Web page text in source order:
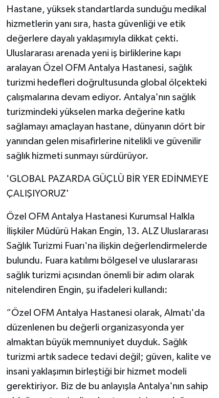
Hastane, yüksek standartlarda sunduğu medikal
hizmetlerin yanı sıra, hasta güvenliği ve etik
değerlere dayalı yaklaşımıyla dikkat çekti.
Uluslararası arenada yeni iş birliklerine kapı
aralayan Özel OFM Antalya Hastanesi, sağlık
turizmi hedefleri doğrultusunda global ölçekteki
çalışmalarına devam ediyor. Antalya'nın sağlık
turizmindeki yükselen marka değerine katkı
sağlamayı amaçlayan hastane, dünyanın dört bir
yanından gelen misafirlerine nitelikli ve güvenilir
sağlık hizmeti sunmayı sürdürüyor.
'GLOBAL PAZARDA GÜÇLÜ BİR YER EDİNMEYE
ÇALIŞIYORUZ'
Özel OFM Antalya Hastanesi Kurumsal Halkla
İlişkiler Müdürü Hakan Engin, 13. ALZ Uluslararası
Sağlık Turizmi Fuarı'na ilişkin değerlendirmelerde
bulundu. Fuara katılımı bölgesel ve uluslararası
sağlık turizmi açısından önemli bir adım olarak
nitelendiren Engin, şu ifadeleri kullandı:
“Özel OFM Antalya Hastanesi olarak, Almatı'da
düzenlenen bu değerli organizasyonda yer
almaktan büyük memnuniyet duyduk. Sağlık
turizmi artık sadece tedavi değil; güven, kalite ve
insani yaklaşımın birleştiği bir hizmet modeli
gerektiriyor. Biz de bu anlayışla Antalya'nın sahip